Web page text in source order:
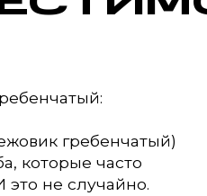
гребенчатый)
которые часто
не случайно.